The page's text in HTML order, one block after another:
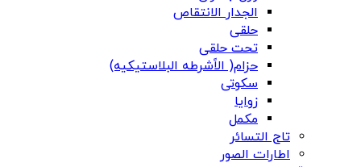
الجدار الانتقاص
حلقی
تحت حلقی
حزام( الاًشرطه البلاستیکیه)
سکوتی
زوایا
مکمل
تاج التسائر
اطارات الصور